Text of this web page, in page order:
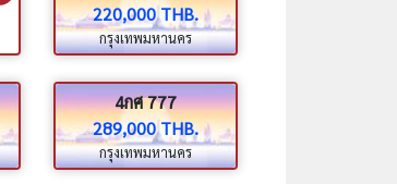
220,000 THB.
กรุงเทพมหานคร
4กศ 777
289,000 THB.
กรุงเทพมหานคร